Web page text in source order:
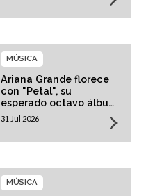
Ariana Grande florece
con "Petal", su
esperado octavo álbum
de estudio
MÚSICA
31 Jul 2026
MÚSICA